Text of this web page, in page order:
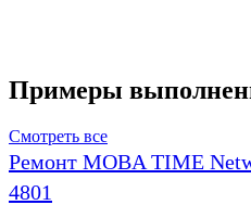
Примеры
Смотреть все
Ремонт MOBA TIME
4801